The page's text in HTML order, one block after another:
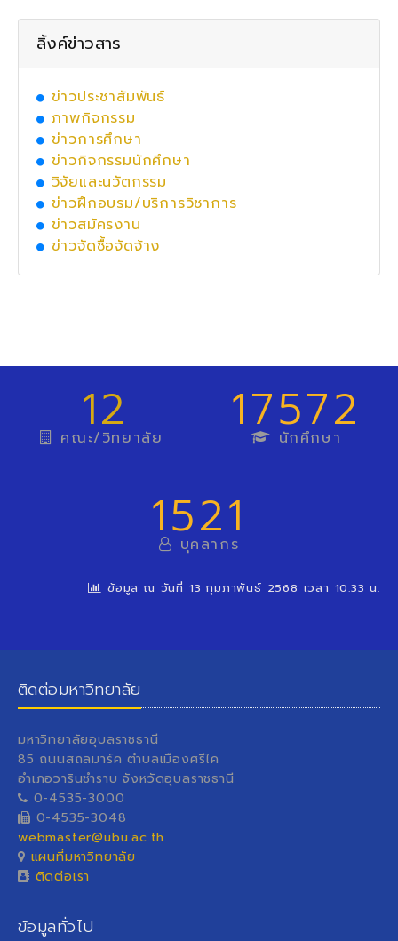
ลิ้งค์ข่าวสาร
ข่าวประชาสัมพันธ์
ภาพกิจกรรม
ข่าวการศึกษา
ข่าวกิจกรรมนักศึกษา
วิจัยและนวัตกรรม
ข่าวฝึกอบรม/บริการวิชาการ
ข่าวสมัครงาน
ข่าวจัดซื้อจัดจ้าง
12
คณะ/วิทยาลัย 17572
นักศึกษา
1521
บุคลากร
ข้อมูล ณ วันที่ 13 กุมภาพันธ์ 2568 เวลา 10.33 น.
ติดต่อมหาวิทยาลัย
มหาวิทยาลัยอุบลราชธานี
85 ถนนสถลมาร์ค ตำบลเมืองศรีไค
อำเภอวารินชำราบ จังหวัดอุบลราชธานี
0-4535-3000
0-4535-3048
webmaster@ubu.ac.th
แผนที่มหาวิทยาลัย
ติดต่อเรา
ข้อมูลทั่วไป